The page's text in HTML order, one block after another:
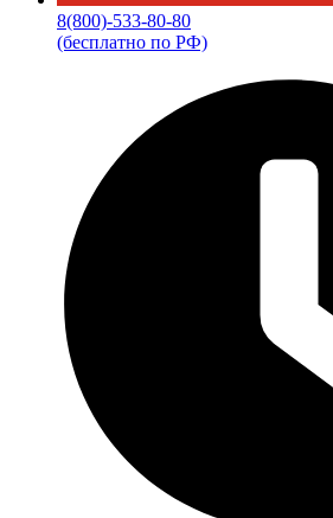
8(800)-533-80-80
(бесплатно по РФ)